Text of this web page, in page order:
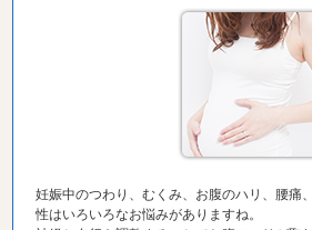
妊娠中のつわり、むくみ、お腹のハリ、腰痛
性はいろいろなお悩みがありますね。